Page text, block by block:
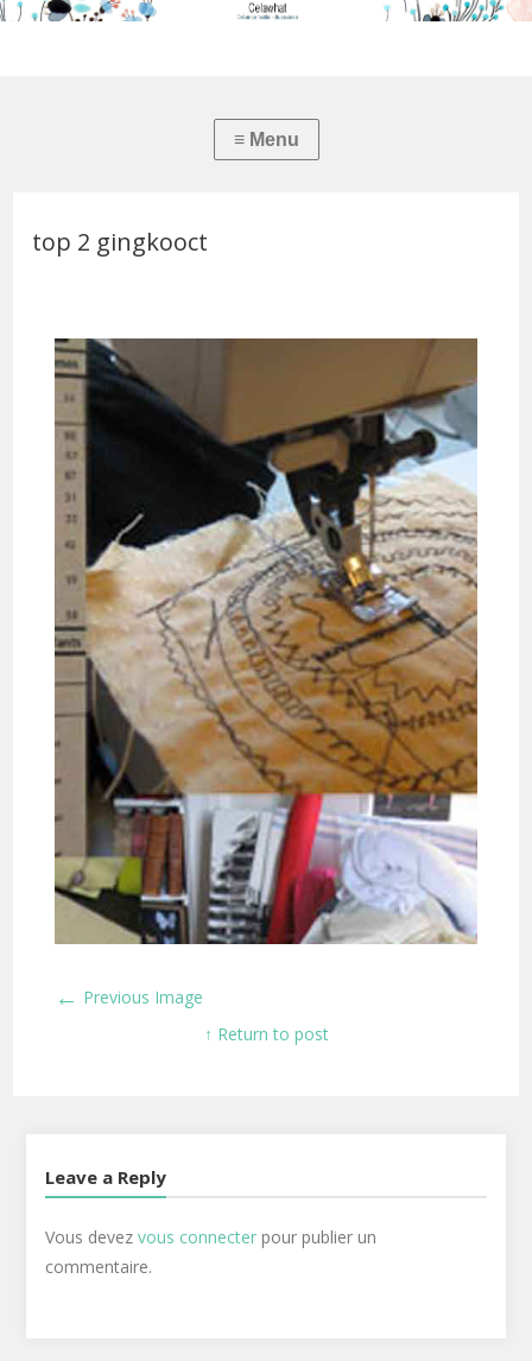
top 2 gingkooct
← Previous Image
↑ Return to post
Leave a Reply
Vous devez vous connecterpour publier un
commentaire.